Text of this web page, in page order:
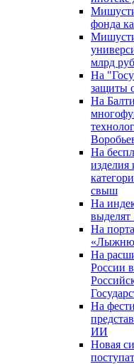
фонда
млрд
На
защиты
На
На
изделия
свыш
На
выделят
На
«Лыжню
На
России
На
ИИ
Новая